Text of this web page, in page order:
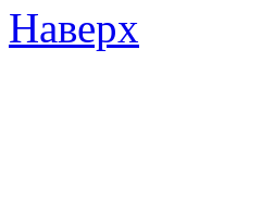
Наверх